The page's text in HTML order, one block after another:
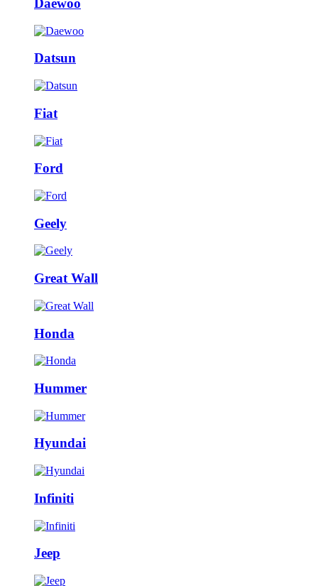
Daewoo
Datsun
Fiat
Ford
Geely
Great Wall
Honda
Hummer
Hyundai
Infiniti
Jeep